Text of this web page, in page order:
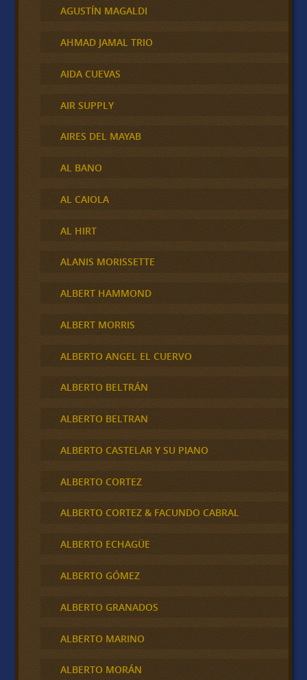
AGUSTÍN MAGALDI
AHMAD JAMAL TRIO
AIDA CUEVAS
AIR SUPPLY
AIRES DEL MAYAB
AL BANO
AL CAIOLA
AL HIRT
ALANIS MORISSETTE
ALBERT HAMMOND
ALBERT MORRIS
ALBERTO ANGEL EL CUERVO
ALBERTO BELTRÁN
ALBERTO BELTRAN
ALBERTO CASTELAR Y SU PIANO
ALBERTO CORTEZ
ALBERTO CORTEZ & FACUNDO CABRAL
ALBERTO ECHAGÜE
ALBERTO GÓMEZ
ALBERTO GRANADOS
ALBERTO MARINO
ALBERTO MORÁN